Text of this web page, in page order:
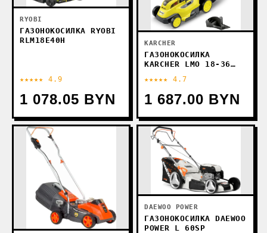
RYOBI
ГАЗОНОКОСИЛКА RYOBI
RLM18E40H
★★★★★ 4.9
1 078.05 BYN
KARCHER
ГАЗОНОКОСИЛКА
KARCHER LMO 18-36
★★★★★ 4.7
1 687.00 BYN
DAEWOO POWER
ГАЗОНОКОСИЛКА DAEWOO
POWER L 60SP